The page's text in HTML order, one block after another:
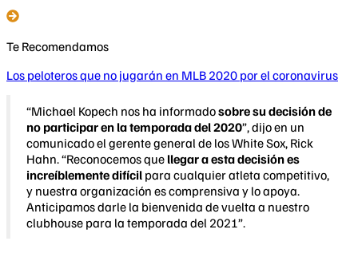
Te Recomendamos
Los peloteros que no jugarán en MLB 2020 por el coronavirus
“Michael Kopech nos ha informadosobre su decisión de
no participar en la temporada del 2020”, dijo en un
comunicado el gerente general de los White Sox, Rick
Hahn. “Reconocemos que llegar a esta decisión es
increíblemente difícil para cualquier atleta competitivo,
y nuestra organización es comprensiva y lo apoya.
Anticipamos darle la bienvenida de vuelta a nuestro
clubhouse para la temporada del 2021”.